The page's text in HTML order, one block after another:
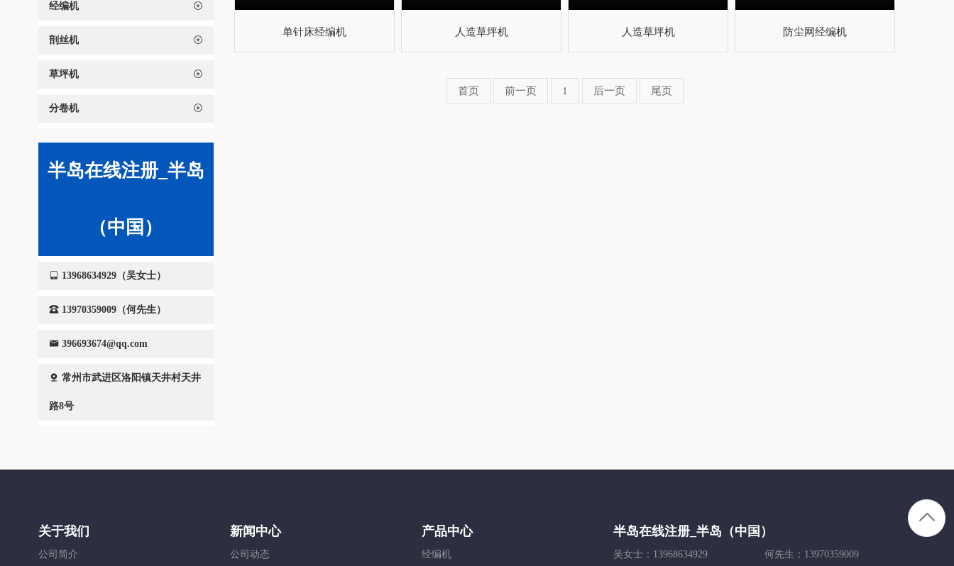
经编机
剖丝机
草坪机
分卷机
半岛在线注册_半岛
（中国）
13968634929（吴女士）
13970359009（何先生）
396693674@qq.com
常州市武进区洛阳镇天井村天井
路8号
单针床经编机 人造草坪机 人造草坪机 防尘网经编机
首页 前一页 1 后一页 尾页
关于我们
公司简介
新闻中心
公司动态
产品中心
经编机
半岛在线注册_半岛（中国）
吴女士：13968634929 何先生：13970359009